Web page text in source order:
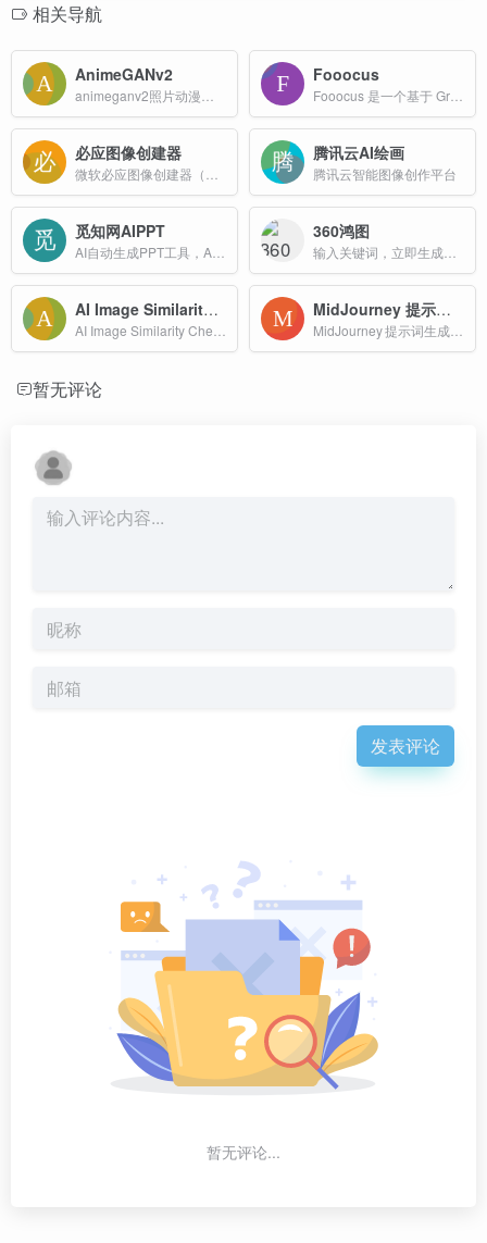
相关导航
AnimeGANv2 Fooocus
必应图像创建器 腾讯云AI绘画
腾讯云智能图像创作平台
觅知网AIPPT 360鸿图
AI Image Similarity Checker MidJourney 提示词生成器
暂无评论
发表评论
暂无评论...